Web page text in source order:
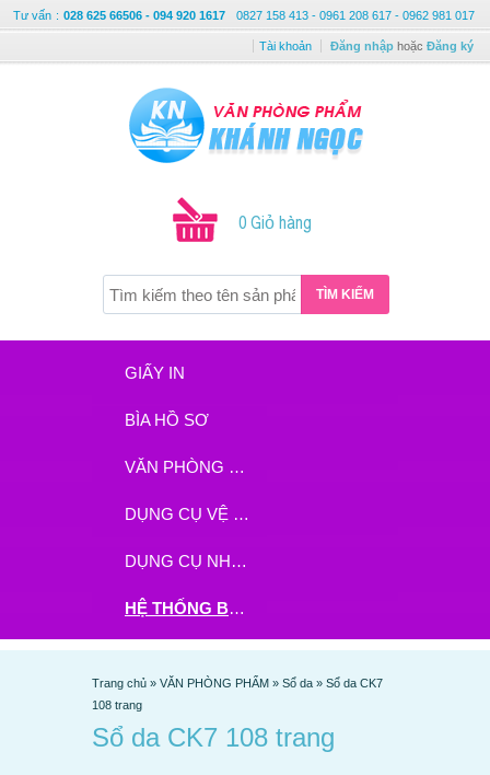
Tư vấn : 028 625 66506 - 094 920 1617 0827 158 413 - 0961 208 617 - 0962 981 017
Tài khoản Đăng nhập hoặc Đăng ký
0 Giỏ hàng
TÌM KIẾM
GIẤY IN
BÌA HỒ SƠ
VĂN PHÒNG PHẨM
DỤNG CỤ VỆ SINH
DỤNG CỤ NHÀ BẾP
HỆ THỐNG BHX - TGDĐ ĐẶT HÀNG TẠI ĐÂY
Trang chủ » VĂN PHÒNG PHẨM » Sổ da » Sổ da CK7
108 trang
Sổ da CK7 108 trang